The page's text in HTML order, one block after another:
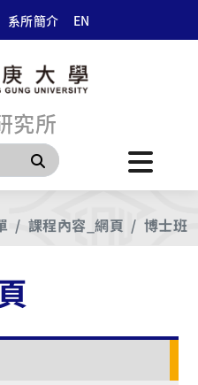
系所簡介 EN
究所
搜尋
課程內容_網頁 博士班